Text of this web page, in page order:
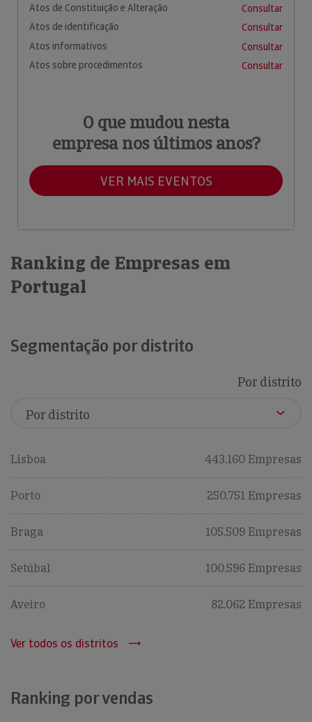
Atos de Constituição e Alteração
Consultar
Atos de identificação
Consultar
Atos informativos
Consultar
Atos sobre procedimentos
Consultar
O que mudou nesta
empresa nos últimos anos?
VER MAIS EVENTOS
Ranking de Empresas em
Portugal
Segmentação por distrito
Por distrito
Lisboa 443,160 Empresas
Porto 250,751 Empresas
Braga 105,509 Empresas
Setúbal 100,596 Empresas
Aveiro 82,062 Empresas
Ver todos os distritos
Ranking por vendas